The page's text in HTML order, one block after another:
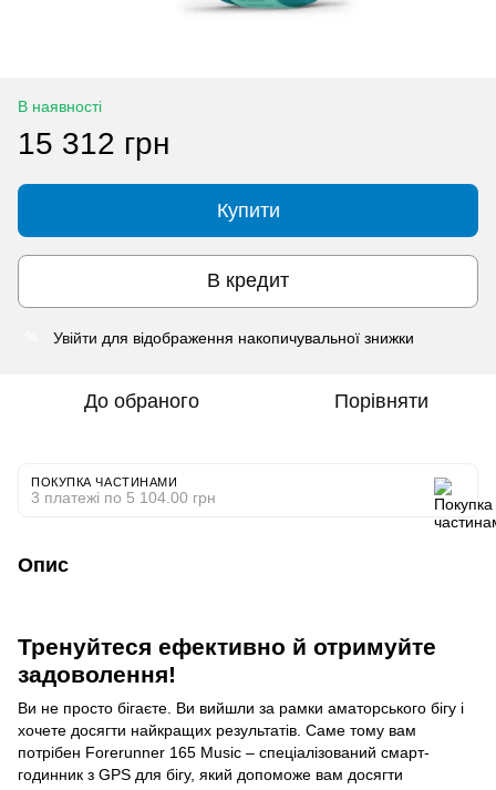
В наявності
15 312 грн
Купити
В кредит
Увійти для відображення накопичувальної знижки
До обраного Порівняти
ПОКУПКА ЧАСТИНАМИ
3 платежі по 5 104.00 грн
Опис
Тренуйтеся ефективно й отримуйте
задоволення!
Ви не просто бігаєте. Ви вийшли за рамки аматорського бігу і
хочете досягти найкращих результатів. Саме тому вам
потрібен Forerunner 165 Music – спеціалізований смарт-
годинник з GPS для бігу, який допоможе вам досягти